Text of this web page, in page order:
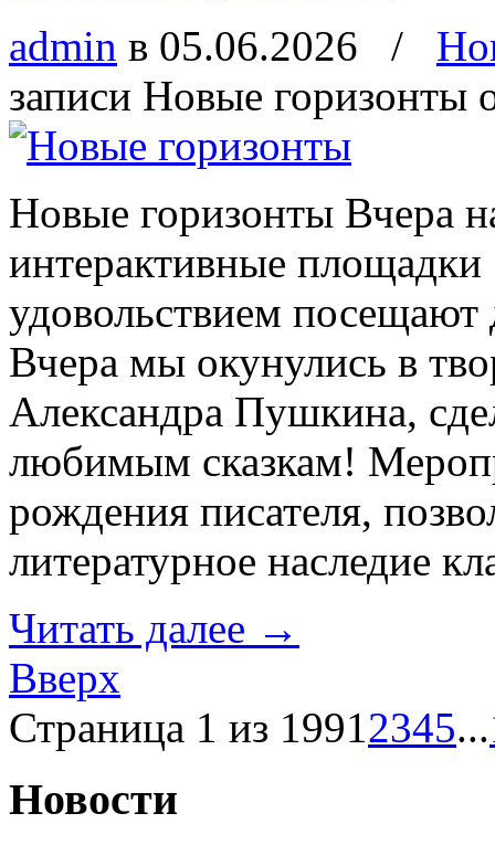
admin в 05.06.2026 /
записи Новые горизонты
Новые горизонты Вчера
интерактивные
удовольствием
Вчера мы окунулись в
Александра Пушкина,
любимым сказкам!
рождения писателя,
литературное наследие
Читать далее →
Вверх
Страница 1 из 19912345...
Новости